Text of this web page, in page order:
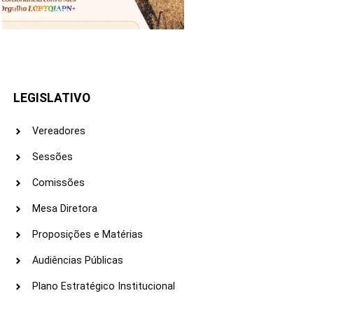
25/06/2026
LEGISLATIVO
Vereadores
Sessões
Comissões
Mesa Diretora
Proposições e Matérias
Audiências Públicas
Plano Estratégico Institucional